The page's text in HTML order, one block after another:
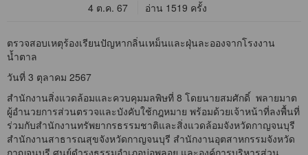
4 ต.ค. 67 อ่าน 1519 ครั้ง
ตรวจสอบเหตุร้องเรียนปัญหากลิ่นเหม็นและฝุ่นละอองจากโรงงาน
น้ำตาล
วันที่ 3 ตุลาคม 2567
สำนักงานสิ่งแวดล้อมและควบคุมมลพิษที่ 8 โดยนายสมศักดิ์ พลายมาต
ผู้อำนวยการส่วนตรวจและบังคับใช้กฎหมาย พร้อมด้วยเจ้าหน้าที่ลงพื้นที่
ร่วมกับสำนักงานทรัพยากรธรรมชาติและสิ่งแวดล้อมจังหวัดกาญจนบุรี
สำนักงานสาธารณสุขจังหวัดกาญจนบุรี สำนักงานอุตสาหกรรมจังหวัด